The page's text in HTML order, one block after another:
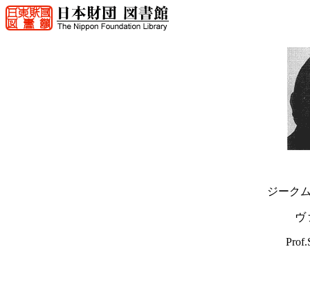
ジーク
ヴ